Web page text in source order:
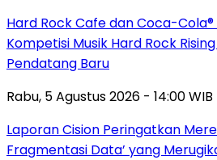
Hard Rock Cafe dan Coca-
Kompetisi Musik Hard Rock
Pendatang Baru
Rabu, 5 Agustus 2026 - 14:00 WIB
Laporan Cision Peringatkan
Fragmentasi Data’ yang